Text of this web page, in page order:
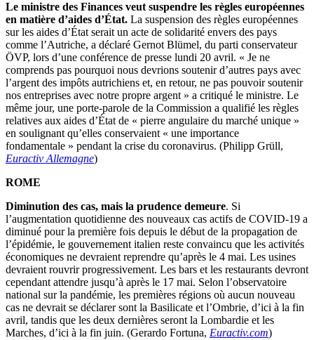
Le ministre des Finances veut suspendre les règles européennes
en matière d’aides d’État. La suspension des règles européennes
sur les aides d’État serait un acte de solidarité envers des pays
comme l’Autriche, a déclaré Gernot Blümel, du parti conservateur
ÖVP, lors d’une conférence de presse lundi 20 avril. « Je ne
comprends pas pourquoi nous devrions soutenir d’autres pays avec
l’argent des impôts autrichiens et, en retour, ne pas pouvoir soutenir
nos entreprises avec notre propre argent » a critiqué le ministre. Le
même jour, une porte-parole de la Commission a qualifié les règles
relatives aux aides d’État de « pierre angulaire du marché unique »
en soulignant qu’elles conservaient « une importance
fondamentale » pendant la crise du coronavirus. (Philipp Grüll,
Euractiv Allemagne)
ROME
Diminution des cas, mais la prudence demeure. Si
l’augmentation quotidienne des nouveaux cas actifs de COVID-19 a
diminué pour la première fois depuis le début de la propagation de
l’épidémie, le gouvernement italien reste convaincu que les activités
économiques ne devraient reprendre qu’après le 4 mai. Les usines
devraient rouvrir progressivement. Les bars et les restaurants devront
cependant attendre jusqu’à après le 17 mai. Selon l’observatoire
national sur la pandémie, les premières régions où aucun nouveau
cas ne devrait se déclarer sont la Basilicate et l’Ombrie, d’ici à la fin
avril, tandis que les deux dernières seront la Lombardie et les
Marches, d’ici à la fin juin. (Gerardo Fortuna, Euractiv.com)